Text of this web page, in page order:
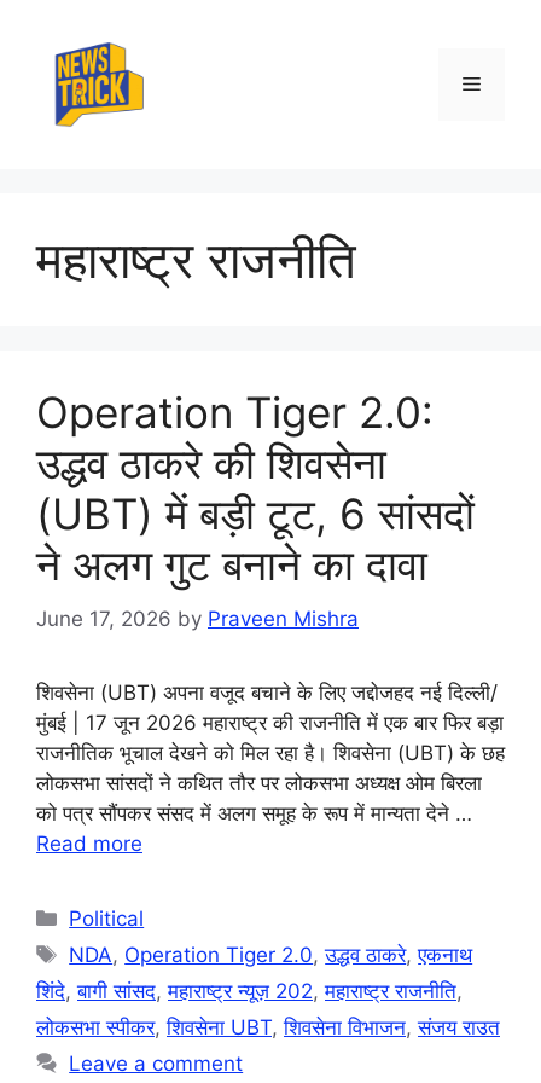
content
Menu
महाराष्ट्र राजनीति
Operation Tiger 2.0:
उद्धव ठाकरे की शिवसेना
(UBT) में बड़ी टूट, 6 सांसदों
ने अलग गुट बनाने का दावा
June 17, 2026 by Praveen Mishra
शिवसेना (UBT) अपना वजूद बचाने के लिए जद्दोजहद नई दिल्ली/
मुंबई | 17 जून 2026 महाराष्ट्र की राजनीति में एक बार फिर बड़ा
राजनीतिक भूचाल देखने को मिल रहा है। शिवसेना (UBT) के छह
लोकसभा सांसदों ने कथित तौर पर लोकसभा अध्यक्ष ओम बिरला
को पत्र सौंपकर संसद में अलग समूह के रूप में मान्यता देने …
Read more
Categories
Political
Tags
NDA, Operation Tiger 2.0,उद्धव ठाकरे,एकनाथ
शिंदे,बागी सांसद,महाराष्ट्र न्यूज़ 202,महाराष्ट्र राजनीति,
लोकसभा स्पीकर,शिवसेना UBT,शिवसेना विभाजन,संजय राउत
Leave a comment